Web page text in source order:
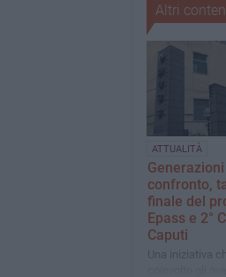
Altri
ATTUALITÀ
Generazioni
confronto,
finale del
Epass e 2°
Caputi
Una iniziativa